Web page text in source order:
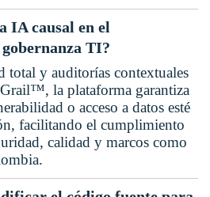
IA causal en el
TI?
total y auditorías contextuales
la plataforma garantiza
o acceso a datos esté
facilitando el cumplimiento
calidad y marcos como